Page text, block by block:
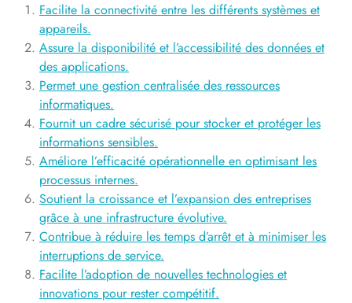
Facilite la connectivité entre les différents systèmes et
appareils.
Assure la disponibilité et l’accessibilité des données et
des applications.
Permet une gestion centralisée des ressources
informatiques.
Fournit un cadre sécurisé pour stocker et protéger les
informations sensibles.
Améliore l’efficacité opérationnelle en optimisant les
processus internes.
Soutient la croissance et l’expansion des entreprises
grâce à une infrastructure évolutive.
Contribue à réduire les temps d’arrêt et à minimiser les
interruptions de service.
Facilite l’adoption de nouvelles technologies et
innovations pour rester compétitif.